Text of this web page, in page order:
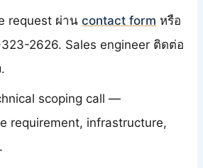
request ผ่านcontact form หรือ
2626. Sales engineer ติดต่อ
scoping call —
requirement, infrastructure,